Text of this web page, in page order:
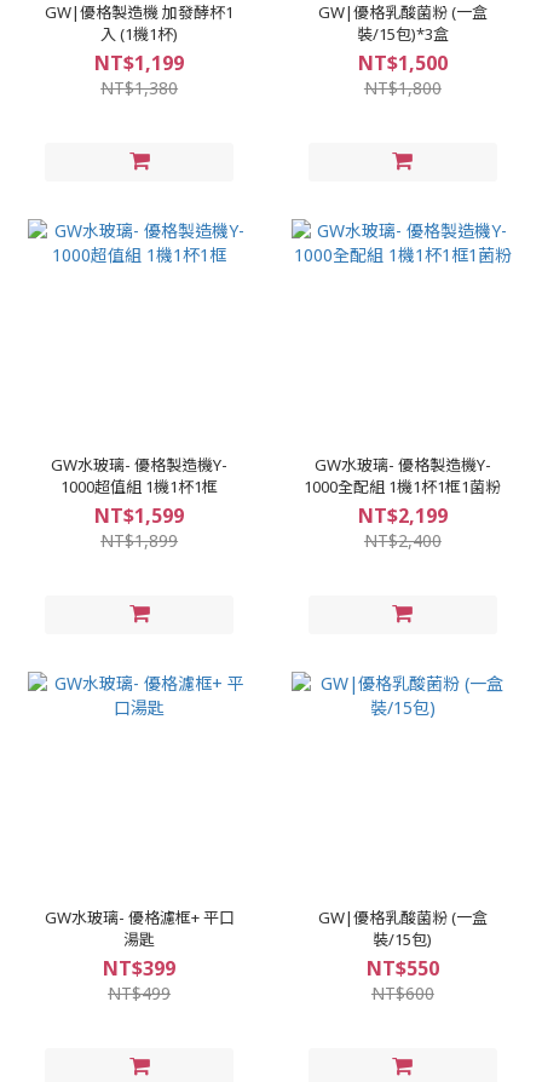
GW|優格製造機 加發酵杯1
入 (1機1杯)
NT$1,199
NT$1,380
GW|優格乳酸菌粉 (一盒
裝/15包)*3盒
NT$1,500
NT$1,800
GW水玻璃- 優格製造機Y-
1000超值組 1機1杯1框
NT$1,599
NT$1,899
GW水玻璃- 優格製造機Y-
1000全配組 1機1杯1框1菌粉
NT$2,199
NT$2,400
GW水玻璃- 優格濾框+ 平口
湯匙
NT$399
NT$499
GW|優格乳酸菌粉 (一盒
裝/15包)
NT$550
NT$600